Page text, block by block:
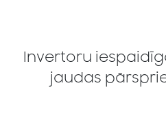
Invertoru
jaudas